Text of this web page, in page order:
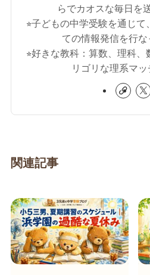
らでカオスな毎日を
⭐︎子どもの中学受験を通じ
ての情報発信を行な
⭐︎好きな教科：算数、理科
リゴリな理系マッ
関連記事